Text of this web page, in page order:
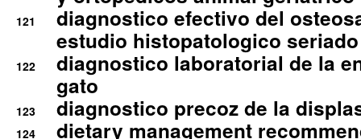
121
diagnostico efectivo del
estudio histopatologico seriado
122
diagnostico laboratorial de la
gato
123 diagnostico precoz de la
124
dietary management